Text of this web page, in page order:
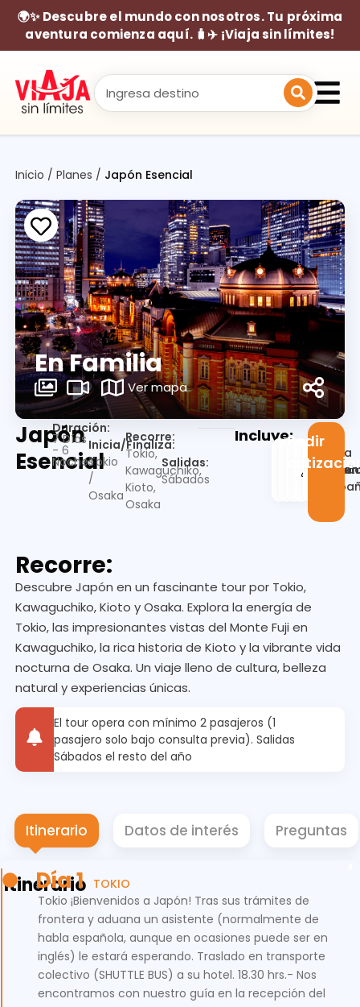
🌍✨ Descubre el mundo con nosotros. Tu próxima
aventura comienza aquí. 🧳✈️ ¡Viaja sin límites!
Inicio /Planes / Japón Esencial
En Familia
Ver mapa
Japón
Esencial
Duración:
7 Días
- 6
Noches
Inicia/Finaliza:
Tokio
/
Osaka
Recorre:
Tokio,
Kawaguchiko,
Kioto,
Osaka
Salidas:
Sábados
Incluye:
Guia
en
Pedir
Recorre:
Descubre Japón en un fascinante tour por Tokio,
Kawaguchiko, Kioto y Osaka. Explora la energía de
Tokio, las impresionantes vistas del Monte Fuji en
Kawaguchiko, la rica historia de Kioto y la vibrante vida
nocturna de Osaka. Un viaje lleno de cultura, belleza
natural y experiencias únicas.
El tour opera con mínimo 2 pasajeros (1
pasajero solo bajo consulta previa). Salidas
Sábados el resto del año
Itinerario Datos de interés Preguntas
Itinerario
Día 1 TOKIO
Tokio ¡Bienvenidos a Japón! Tras sus trámites de
frontera y aduana un asistente (normalmente de
habla española, aunque en ocasiones puede ser en
inglés) le estará esperando. Traslado en transporte
colectivo (SHUTTLE BUS) a su hotel. 18.30 hrs.- Nos
encontramos con nuestro guía en la recepción del